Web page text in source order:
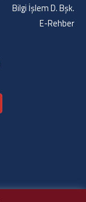
Bilgi İşlem D. Bşk.
E-Rehber